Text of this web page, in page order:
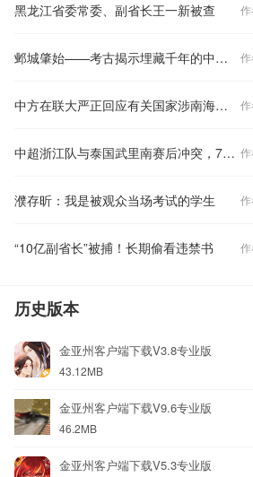
黑龙江省委常委、副省长王一新被查
邺城肇始——考古揭示埋藏千年的中国都城秘密
中方在联大严正回应有关国家涉南海问题错误言论
中超浙江队与泰国武里南赛后冲突，7人被禁赛48场
濮存昕：我是被观众当场考试的学生
“10亿副省长”被捕！长期偷看违禁书
历史版本
金亚州客户端下载V3.8专业版
43.12MB
金亚州客户端下载V9.6专业版
46.2MB
金亚州客户端下载V5.3专业版